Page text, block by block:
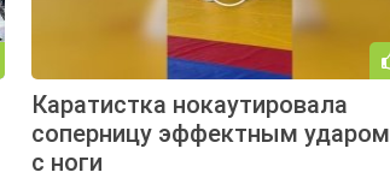
Каратистка нокаутировала
соперницу эффектным ударом
с ноги